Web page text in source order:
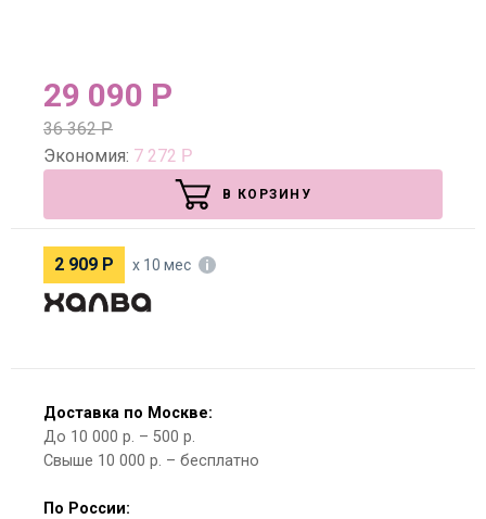
29 090 Р
36 362Р
Экономия: 7 272 Р
В КОРЗИНУ
2 909 Р х 10 мес
Доставка по Москве:
До 10 000 р. – 500 р.
Свыше 10 000 р. – бесплатно
По России: